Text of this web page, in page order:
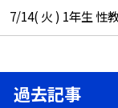
7/14( 火 ) 1年生 性
過去記事